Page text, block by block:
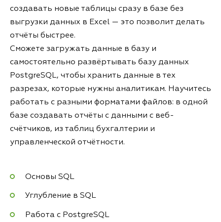
создавать новые таблицы сразу в базе без
выгрузки данных в Excel — это позволит делать
отчёты быстрее.
Сможете загружать данные в базу и
самостоятельно развёртывать базу данных
PostgreSQL, чтобы хранить данные в тех
разрезах, которые нужны аналитикам. Научитесь
работать с разными форматами файлов: в одной
базе создавать отчёты с данными с веб-
счётчиков, из таблиц бухгалтерии и
управленческой отчётности.
Основы SQL
Углубление в SQL
Работа с PostgreSQL